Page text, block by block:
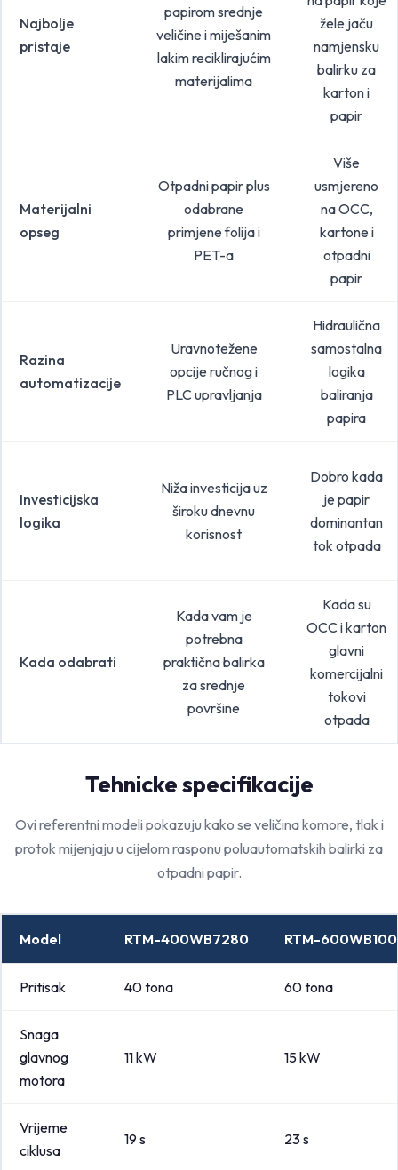
Najbolje
pristaje
papirom srednje
veličine i miješanim
lakim reciklirajućim
materijalima
žele jaču
namjensku
balirku za
karton i
papir
Materijalni
opseg
Otpadni papir plus
odabrane
primjene folija i
PET-a
Više
usmjereno
na OCC,
kartone i
otpadni
papir
Razina
automatizacije
Uravnotežene
opcije ručnog i
PLC upravljanja
Hidraulična
samostalna
logika
baliranja
papira
Investicijska
logika
Niža investicija uz
široku dnevnu
korisnost
Dobro kada
je papir
dominantan
tok otpada
Kada odabrati
Kada vam je
potrebna
praktična balirka
za srednje
površine
Kada su
OCC i karton
glavni
komercijalni
tokovi
otpada
Tehnicke specifikacije
Ovi referentni modeli pokazuju kako se veličina komore, tlak i
protok mijenjaju u cijelom rasponu poluautomatskih balirki za
otpadni papir.
Model RTM-400WB7280 RTM-
Pritisak 40 tona 60 tona
Snaga
glavnog
motora
11 kW 15 kW
Vrijeme
ciklusa
19 s 23 s